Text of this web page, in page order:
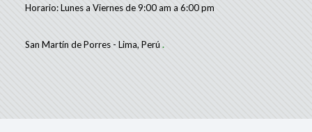
Horario: Lunes a Viernes de 9:00 am a 6:00 pm
San Martín de Porres - Lima, Perú .